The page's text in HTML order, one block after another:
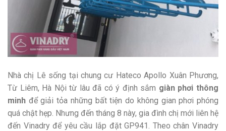
Nhà chị Lê sống tại chung cư Hateco Apollo Xuân Phương,
Từ Liêm, Hà Nội từ lâu đã có ý định sắm giàn phơi thông
minh để giải tỏa những bất tiện do không gian phơi phóng
quá chật hẹp. Nhưng đến tháng 8 này, gia đình chị mới liên hệ
đến Vinadry để yêu cầu lắp đặt GP941. Theo chân Vinadry